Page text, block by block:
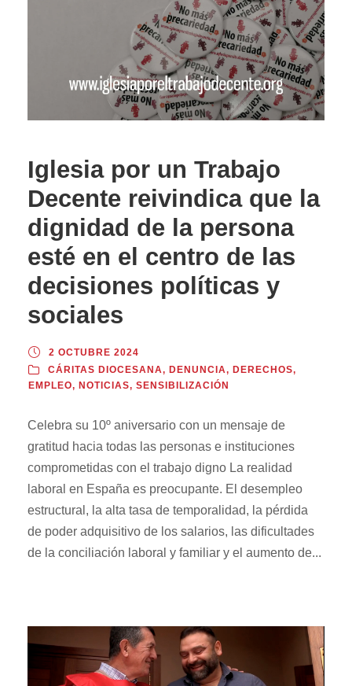
Iglesia por un Trabajo
Decente reivindica que la
dignidad de la persona
esté en el centro de las
decisiones políticas y
sociales
2 OCTUBRE 2024
CÁRITAS DIOCESANA, DENUNCIA, DERECHOS,
EMPLEO, NOTICIAS, SENSIBILIZACIÓN
Celebra su 10º aniversario con un mensaje de
gratitud hacia todas las personas e instituciones
comprometidas con el trabajo digno La realidad
laboral en España es preocupante. El desempleo
estructural, la alta tasa de temporalidad, la pérdida
de poder adquisitivo de los salarios, las dificultades
de la conciliación laboral y familiar y el aumento de...